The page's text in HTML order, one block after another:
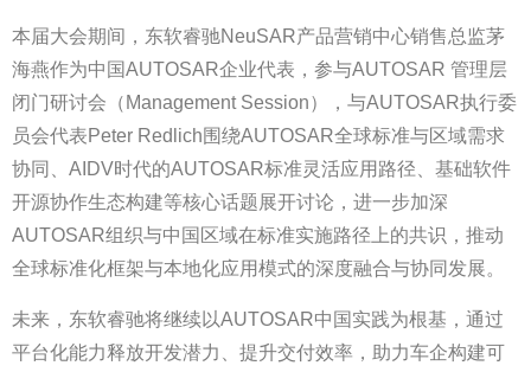
本届大会期间，东软睿驰NeuSAR产品营销中心销售总监茅
海燕作为中国AUTOSAR企业代表，参与AUTOSAR 管理层
闭门研讨会（Management Session），与AUTOSAR执行委
员会代表Peter Redlich围绕AUTOSAR全球标准与区域需求
协同、AIDV时代的AUTOSAR标准灵活应用路径、基础软件
开源协作生态构建等核心话题展开讨论，进一步加深
AUTOSAR组织与中国区域在标准实施路径上的共识，推动
全球标准化框架与本地化应用模式的深度融合与协同发展。
未来，东软睿驰将继续以AUTOSAR中国实践为根基，通过
平台化能力释放开发潜力、提升交付效率，助力车企构建可